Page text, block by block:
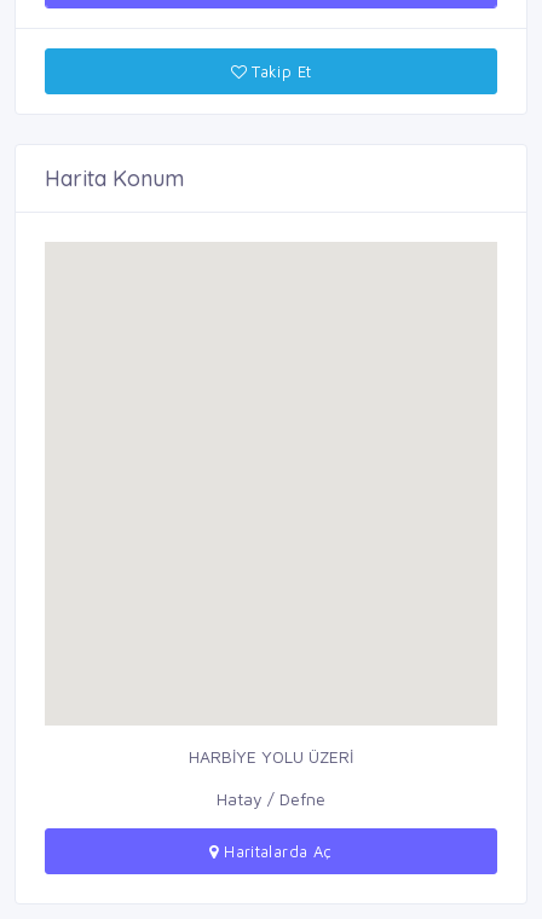
Takip Et
Harita Konum
HARBİYE YOLU ÜZERİ
Hatay / Defne
Haritalarda Aç